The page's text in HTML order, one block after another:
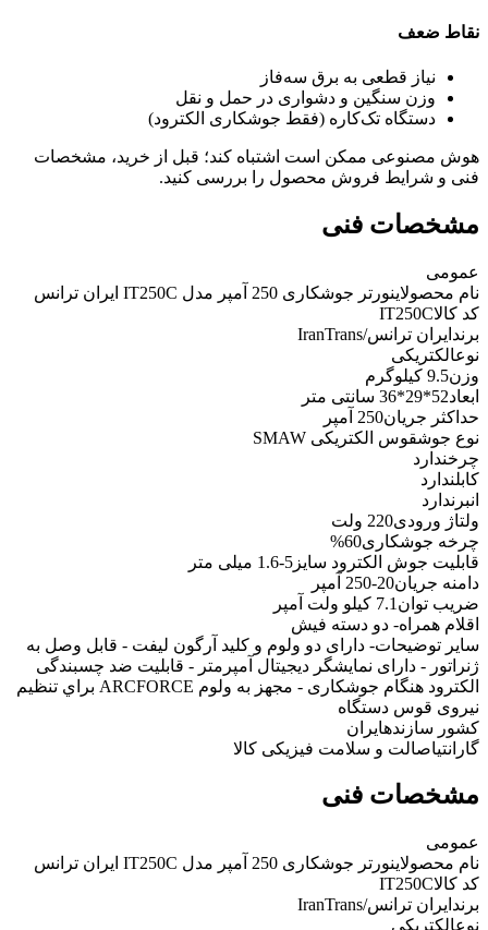
نقاط ضعف
نیاز قطعی به برق سه‌فاز
وزن سنگین و دشواری در حمل و نقل
دستگاه تک‌کاره (فقط جوشکاری الکترود)
هوش مصنوعی ممکن است اشتباه کند؛ قبل از خرید، مشخصات
فنی و شرایط فروش محصول را بررسی کنید.
مشخصات فنی
عمومی
نام محصولاینورتر جوشکاری 250 آمپر مدل IT250C ایران ترانس
کد کالاIT250C
برند ایران ترانس/IranTrans
نوعالکتریکی
وزن9.5 کیلوگرم
ابعاد52*29*36 سانتی متر
حداکثر جریان250 آمپر
نوع جوشقوس الکتریکی SMAW
چرخندارد
کابلندارد
انبر ندارد
ولتاژ ورودی220 ولت
چرخه جوشکاری60%
قابلیت جوش الکترود سایز 5-1.6 میلی متر
دامنه‌ جریان20-250 آمپر
ضریب توان 7.1 کیلو ولت آمپر
اقلام همراه- دو دسته فیش
سایر توضیحات- دارای دو ولوم و کلید آرگون لیفت - قابل وصل به
ژنراتور - دارای نمایشگر دیجیتال آمپرمتر - قابلیت ضد چسبندگی
الکترود هنگام جوشکاری - مجهز به ولوم ARCFORCE براي تنظيم
نيروی قوس دستگاه
کشور سازندهایران
گارانتیاصالت و سلامت فیزیکی کالا
مشخصات فنی
عمومی
نام محصولاینورتر جوشکاری 250 آمپر مدل IT250C ایران ترانس
کد کالاIT250C
برند ایران ترانس/IranTrans
نوعالکتریکی